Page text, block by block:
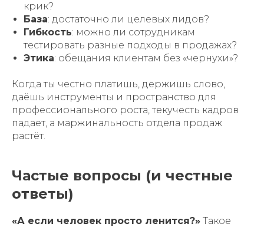
крик?
База: достаточно ли целевых лидов?
Гибкость: можно ли сотрудникам
тестировать разные подходы в продажах?
Этика: обещания клиентам без «чернухи»?
Когда ты честно платишь, держишь слово,
даёшь инструменты и пространство для
профессионального роста, текучесть кадров
падает, а маржинальность отдела продаж
растёт.
Частые вопросы (и честные
ответы)
«А если человек просто ленится?» Такое